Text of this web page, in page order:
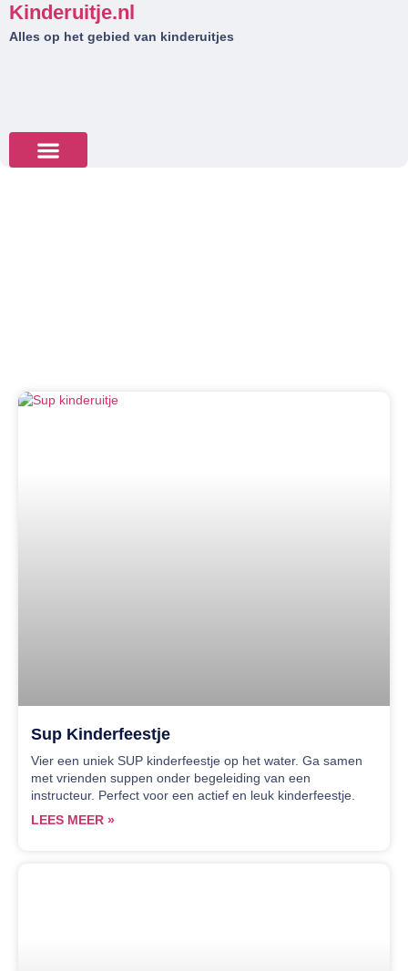
Kinderuitje.nl
Alles op het gebied van kinderuitjes
Sup Kinderfeestje
Vier een uniek SUP kinderfeestje op het water. Ga samen
met vrienden suppen onder begeleiding van een
instructeur. Perfect voor een actief en leuk kinderfeestje.
LEES MEER »